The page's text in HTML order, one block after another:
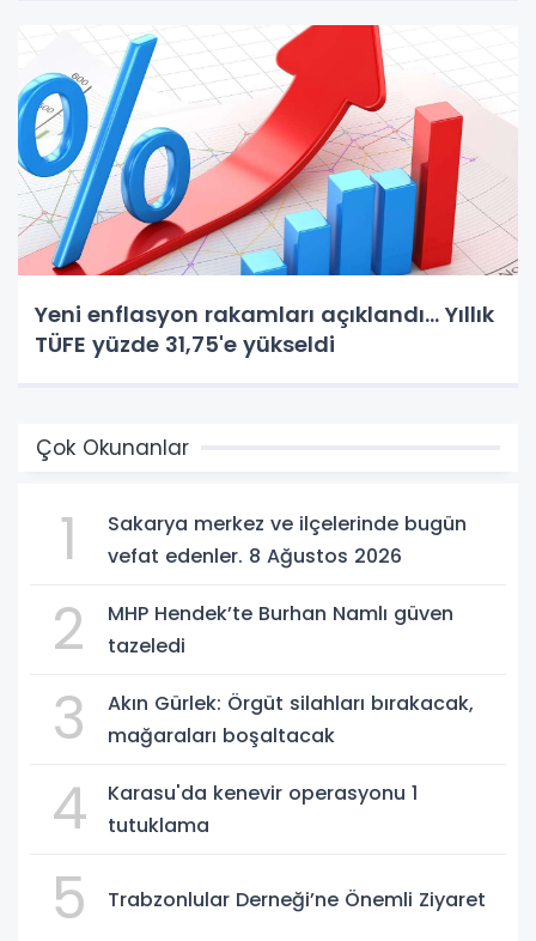
Yeni enflasyon rakamları açıklandı... Yıllık
TÜFE yüzde 31,75'e yükseldi
Çok Okunanlar
1
Sakarya merkez ve ilçelerinde bugün
vefat edenler. 8 Ağustos 2026
2
MHP Hendek’te Burhan Namlı güven
tazeledi
3
Akın Gürlek: Örgüt silahları bırakacak,
mağaraları boşaltacak
4
Karasu'da kenevir operasyonu 1
tutuklama
5 Trabzonlular Derneği’ne Önemli Ziyaret